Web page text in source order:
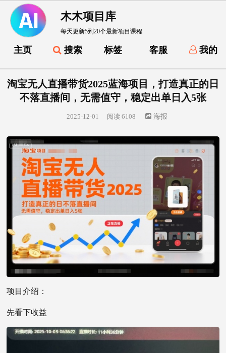
木木项目库
每天更新5到20个最新项目课程
主页 搜索 标签 客服 我的
淘宝无人直播带货2025蓝海项目，打造真正的日
不落直播间，无需值守，稳定出单日入5张
2025-12-01 阅读 6108 海报
项目介绍：
先看下收益